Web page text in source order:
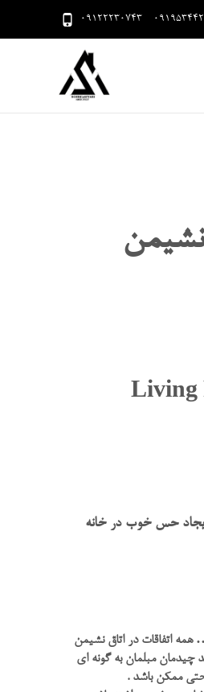
09122230743 -
Living
حس خوب در خانه
اتفاقات در اتاق نشیمن
چیدمان مبلمان به گونه ای
ممکن باشد .